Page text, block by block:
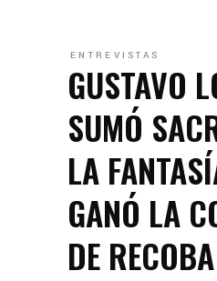
ENTREVISTAS
GUSTAVO
SUMÓ
LA
GANÓ LA
DE RECOBA